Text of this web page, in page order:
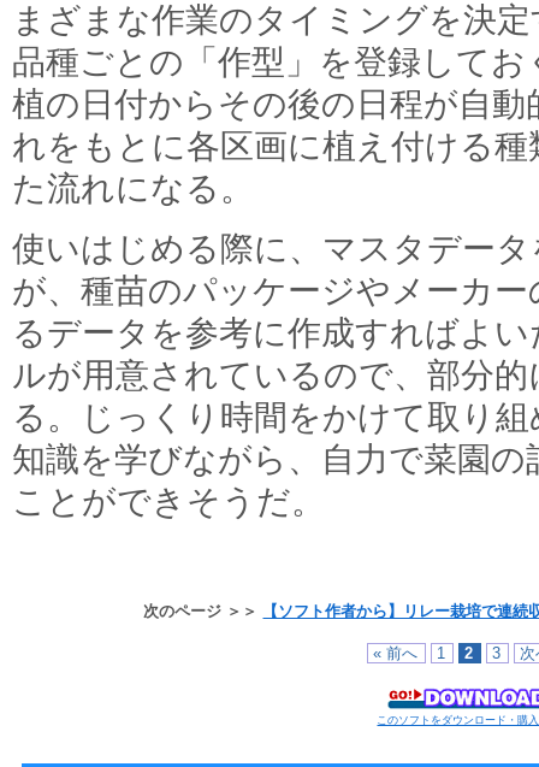
まざまな作業のタイミングを決
品種ごとの「作型」を登録して
植の日付からその後の日程が自
れをもとに各区画に植え付ける
た流れになる。
使いはじめる際に、マスタデー
が、種苗のパッケージやメーカ
るデータを参考に作成すればよ
ルが用意されているので、部分
る。じっくり時間をかけて取り
知識を学びながら、自力で菜園
ことができそうだ。
次のページ ＞＞ 【ソフト作者から】リレー栽培で連
« 前へ 1 2 3
このソフトをダウンロード・購